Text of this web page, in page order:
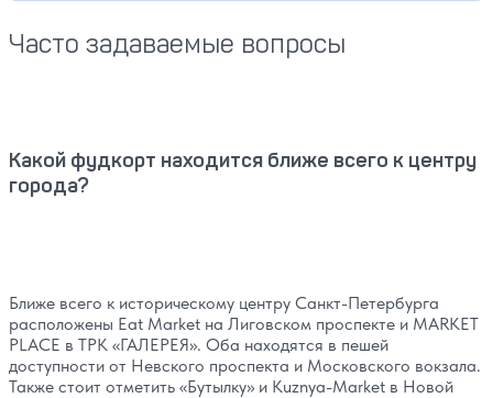
Часто задаваемые вопросы
Какой фудкорт находится ближе всего к центру
города?
Ближе всего к историческому центру Санкт-Петербурга
расположены Eat Market на Лиговском проспекте и MARKET
PLACE в ТРК «‎ГАЛЕРЕЯ». Оба находятся в пешей
доступности от Невского проспекта и Московского вокзала.
Также стоит отметить «‎Бутылку» и Kuznya-Market в Новой